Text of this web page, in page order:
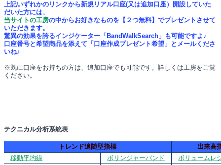
上記いずれかのリンクから新規リアル口座(又は追加口座）開設していた
だいた方には、
当サイトの工房の中からお好きなものを【２つ無料】でプレゼントさせて
いただきます。
驚異の効果を誇るインジケーター「BandWalkSearch」も可能ですよ♪
口座番号と希望商品を添えて「口座作成プレゼント希望」とメールくださ
いね♪
※既に口座をお持ちの方は、追加口座でも可能です。詳しくは工房をご覧
ください。
テクニカル分析系統表
トレンド追随型指標
出来高
移動平均線
ボリンジャーバンド
ボリュームレ